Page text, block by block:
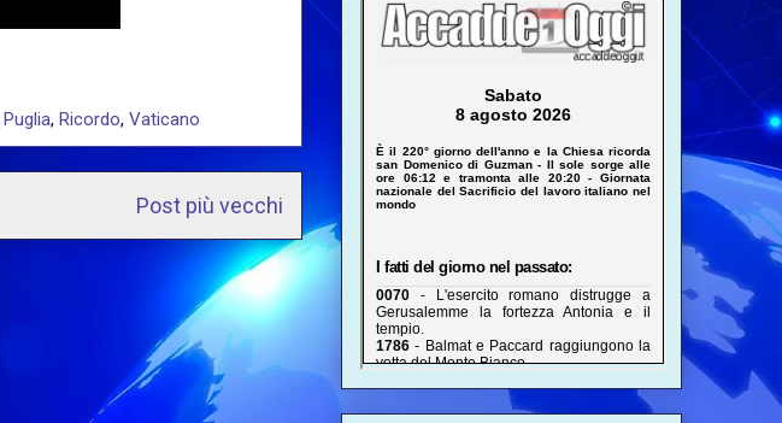
Puglia, Ricordo, Vaticano
Post più vecchi